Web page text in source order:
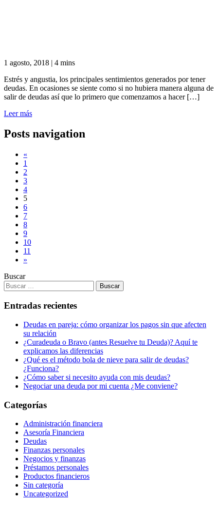
1 agosto, 2018 | 4 mins
Estrés y angustia, los principales sentimientos generados por tener
deudas. En ocasiones se siente como si no hubiera manera alguna de
salir de deudas así que lo primero que comenzamos a hacer […]
Leer más
Posts navigation
«
1
2
3
4
5
6
7
8
9
10
11
»
Buscar
Entradas recientes
Deudas en pareja: cómo organizar los pagos sin que afecten
su relación
¿Curadeuda o Bravo (antes Resuelve tu Deuda)? Aquí te
explicamos las diferencias
¿Qué es el método bola de nieve para salir de deudas?
¿Funciona?
¿Cómo saber si necesito ayuda con mis deudas?
Negociar una deuda por mi cuenta ¿Me conviene?
Categorías
Administración financiera
Asesoría Financiera
Deudas
Finanzas personales
Negocios y finanzas
Préstamos personales
Productos financieros
Sin categoría
Uncategorized